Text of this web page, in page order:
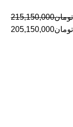
تومان215,150,000
تومان205,150,000